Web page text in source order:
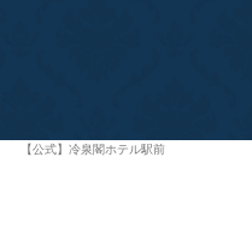
【公式】冷泉閣ホテル駅前